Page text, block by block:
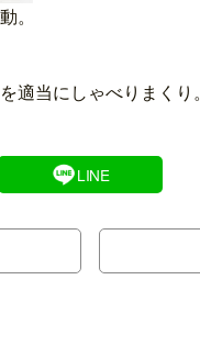
。
当にしゃべりまくり。
LINE